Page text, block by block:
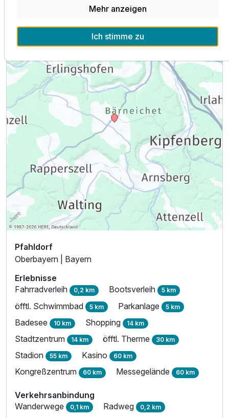
Einzelzimmer Gästehaus
1 Erwachsenen
Ausstattung
Zusatznächte
Für 4 Tage p.P. ab583,00 €
Juniorsuite/n
2 Erwachsene
Pfahldorf
Oberbayern | Bayern
Erlebnisse
Fahrradverleih 0,2 km Bootsverleih 5 km
öfftl. Schwimmbad 5 km Parkanlage 5 km
Badesee 10 km Shopping 14 km
Stadtzentrum 14 km öfftl. Therme 30 km
Stadion 55 km Kasino 60 km
Kongreßzentrum 60 km Messegelände 60 km
Verkehrsanbindung
Wanderwege 0,1 km Radweg 0,2 km
Mehr anzeigen
Ich stimme zu